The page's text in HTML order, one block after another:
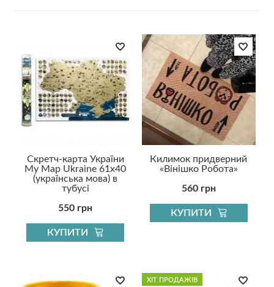
Скретч-карта України
My Map Ukraine 61x40
(українська мова) в
тубусі
550 грн
КУПИТИ
Килимок придверний
«Вінішко Робота»
560 грн
КУПИТИ
ХІТ ПРОДАЖІВ